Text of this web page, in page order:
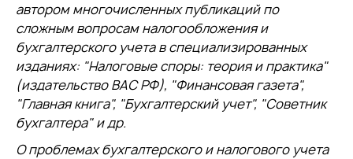
автором многочисленных публикаций по
сложным вопросам налогообложения и
бухгалтерского учета в специализированных
изданиях: "Налоговые споры: теория и практика"
(издательство ВАС РФ), "Финансовая газета",
"Главная книга", "Бухгалтерский учет", "Советник
бухгалтера" и др.
О проблемах бухгалтерского и налогового учета